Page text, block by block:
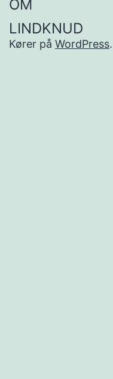
Kører på WordPress.